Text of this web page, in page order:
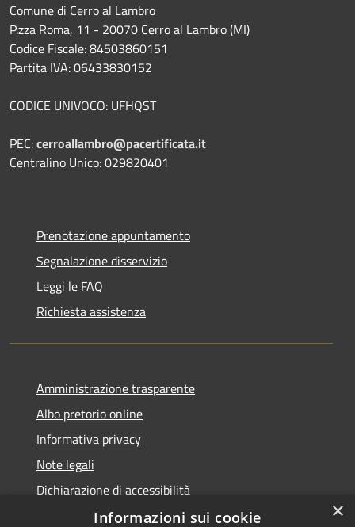
Comune di Cerro al Lambro
P.zza Roma, 11 - 20070 Cerro al Lambro (MI)
Codice Fiscale: 84503860151
Partita IVA: 06433830152
CODICE UNIVOCO: UFHQST
PEC:cerroallambro@pacertificata.it
Centralino Unico: 029820401
Prenotazione appuntamento
Segnalazione disservizio
Leggi le FAQ
Richiesta assistenza
Amministrazione trasparente
Albo pretorio online
Informativa privacy
Note legali
Dichiarazione di accessibilità
×
Informazioni sui cookie